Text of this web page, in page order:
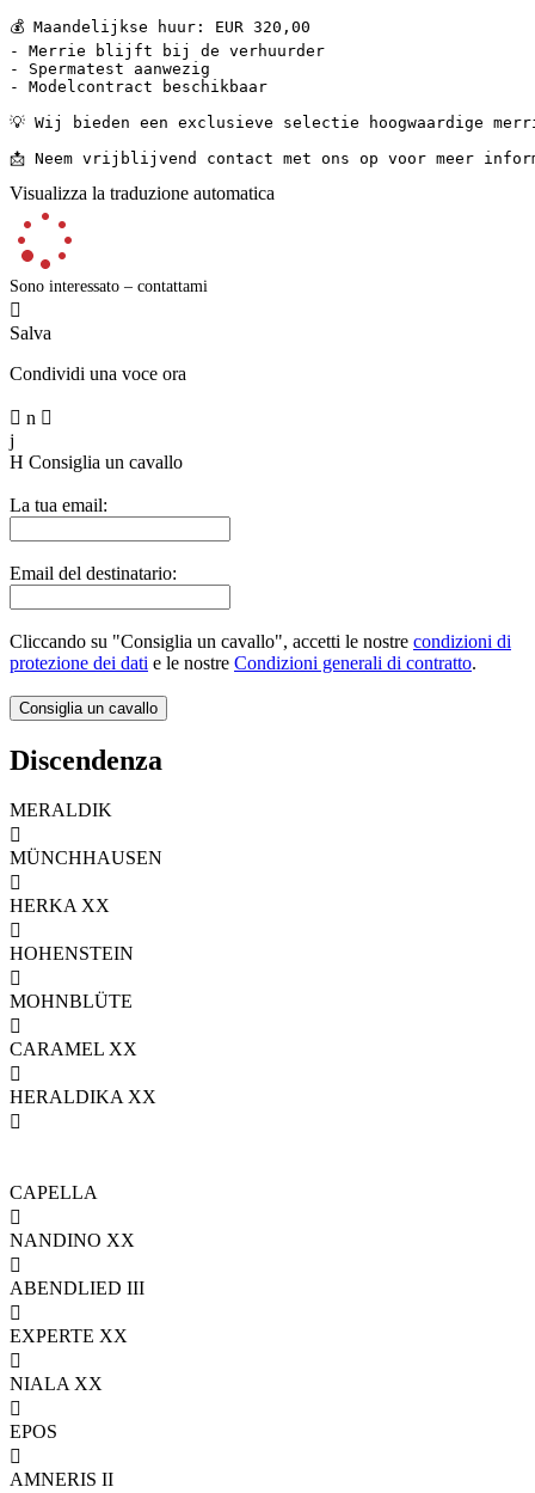
💰 Maandelijkse huur: EUR 320,00
- Merrie blijft bij de verhuurder
- Spermatest aanwezig
- Modelcontract beschikbaar
💡 Wij bieden een exclusieve selectie hoogwaardige
📩 Neem vrijblijvend contact met ons op voor meer
Visualizza la traduzione automatica
Sono interessato – contattami

Salva
Condividi una voce ora
 n 
j
H Consiglia un cavallo
La tua email:
Email del destinatario:
Cliccando su "Consiglia un cavallo", accetti le nostre condizioni di
protezione dei dati e le nostre Condizioni generali di contratto.
Discendenza
MERALDIK

MÜNCHHAUSEN

HERKA XX

HOHENSTEIN

MOHNBLÜTE

CARAMEL XX

HERALDIKA XX

CAPELLA

NANDINO XX

ABENDLIED III

EXPERTE XX

NIALA XX

EPOS

AMNERIS II